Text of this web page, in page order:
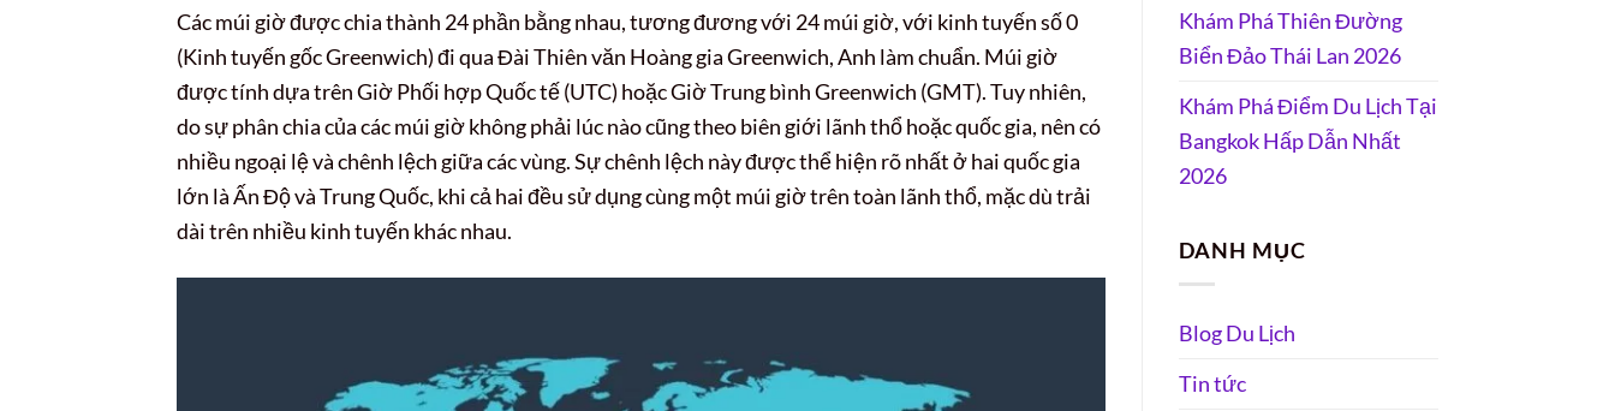
Các múi giờ được chia thành 24 phần bằng nhau, tương đương với 24 múi giờ, với kinh tuyến số 0
(Kinh tuyến gốc Greenwich) đi qua Đài Thiên văn Hoàng gia Greenwich, Anh làm chuẩn. Múi giờ
được tính dựa trên Giờ Phối hợp Quốc tế (UTC) hoặc Giờ Trung bình Greenwich (GMT). Tuy nhiên,
do sự phân chia của các múi giờ không phải lúc nào cũng theo biên giới lãnh thổ hoặc quốc gia, nên có
nhiều ngoại lệ và chênh lệch giữa các vùng. Sự chênh lệch này được thể hiện rõ nhất ở hai quốc gia
lớn là Ấn Độ và Trung Quốc, khi cả hai đều sử dụng cùng một múi giờ trên toàn lãnh thổ, mặc dù trải
dài trên nhiều kinh tuyến khác nhau.
Khám Phá Thiên Đường
Biển Đảo Thái Lan 2026
Khám Phá Điểm Du Lịch Tại
Bangkok Hấp Dẫn Nhất
2026
DANH MỤC
Blog Du Lịch
Tin tức